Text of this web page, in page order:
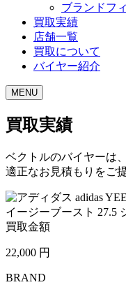
ブランドフ
買取実績
店舗一覧
買取について
バイヤー紹介
MENU
買取実績
ベクトルのバイヤーは
適正なお見積もりをご
買取金額
22,000 円
BRAND